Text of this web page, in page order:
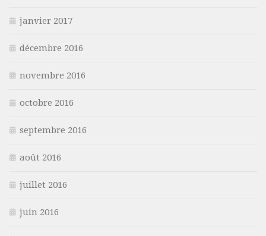
janvier 2017
décembre 2016
novembre 2016
octobre 2016
septembre 2016
août 2016
juillet 2016
juin 2016